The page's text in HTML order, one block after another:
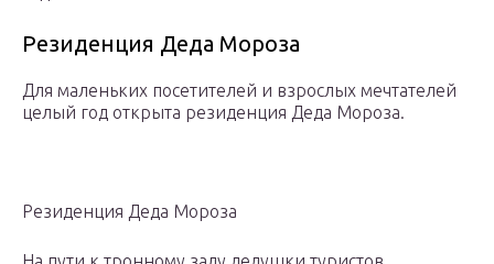
Резиденция Деда Мороза
Для маленьких посетителей и взрослых мечтателей
целый год открыта резиденция Деда Мороза.
Резиденция Деда Мороза